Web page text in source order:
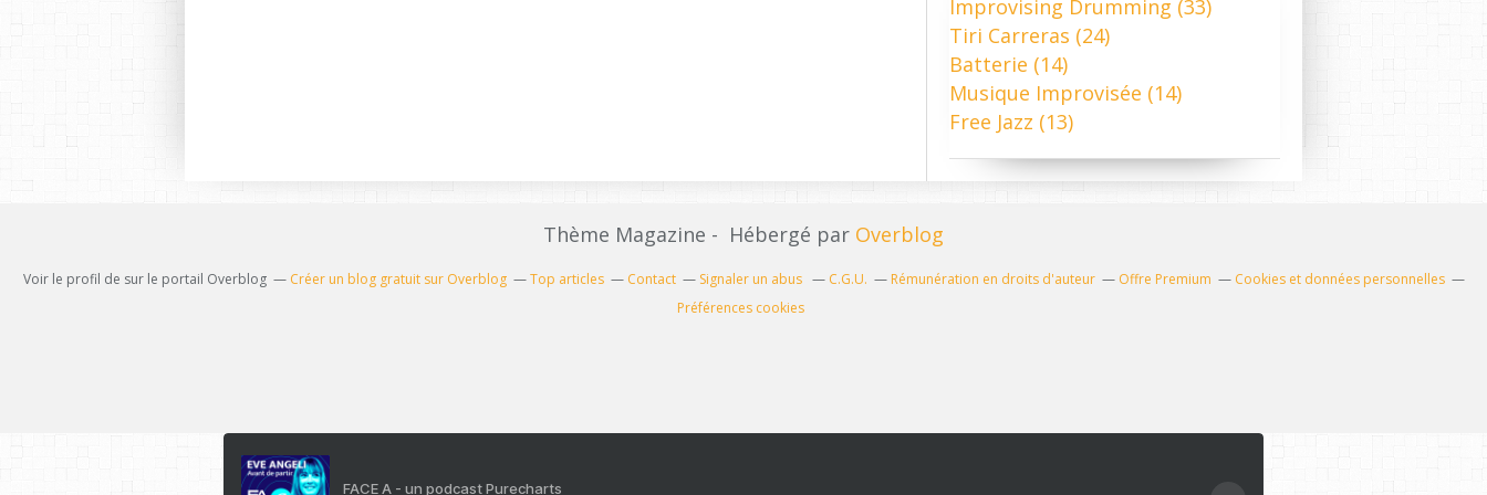
Improvising Drumming (33)
Tiri Carreras (24)
Batterie (14)
Musique Improvisée (14)
Free Jazz (13)
Thème Magazine - Hébergé par Overblog
Voir le profil de sur le portail Overblog Créer un blog gratuit sur Overblog Top articles Contact Signaler un abus C.G.U. Rémunération en droits d'auteur Offre Premium
Cookies et données personnelles
Préférences cookies
FACE A - un podcast Purecharts